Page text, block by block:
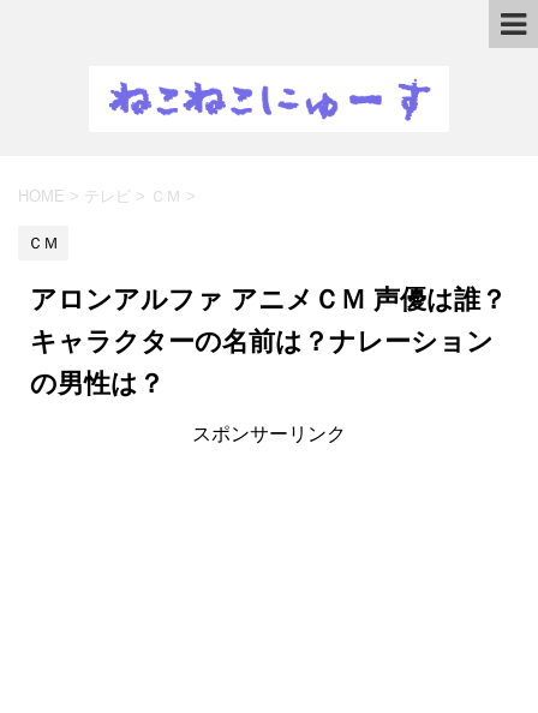
HOME > テレビ > ＣＭ >
ＣＭ
アロンアルファ アニメＣＭ 声優は誰？
キャラクターの名前は？ナレーション
の男性は？
スポンサーリンク